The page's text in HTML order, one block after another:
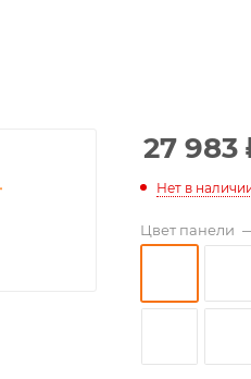
27 983
Нет в
Цвет панели